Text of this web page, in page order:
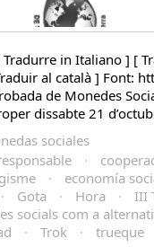
in Italiano ] [
al català ] Font:
de Monedes
dissabte 21
sociales
·
· economía
· Gota · Hora ·
III
socials com a
· Trok · trueque